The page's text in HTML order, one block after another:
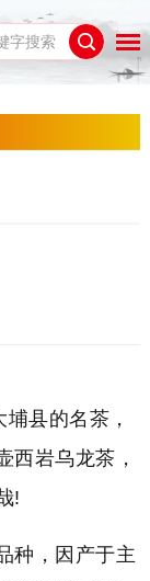
县的名茶，
西岩乌龙茶，
!
种，因产于主